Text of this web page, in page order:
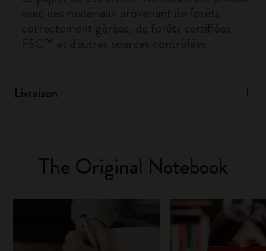
Livraison
The Original Notebook